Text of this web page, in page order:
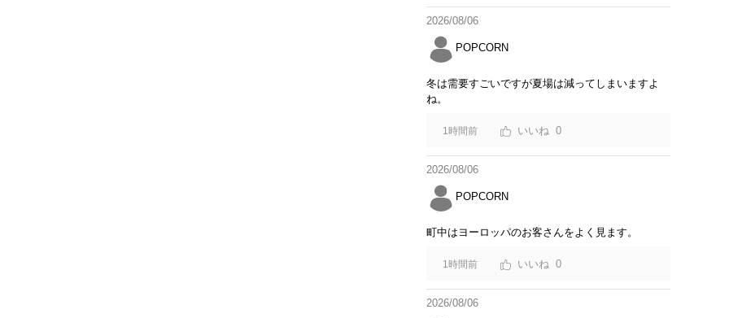
2026/08/06
POPCORN
冬は需要すごいですが夏場は減ってしまいますよ
ね。
1時間前 0
2026/08/06
POPCORN
町中はヨーロッパのお客さんをよく見ます。
1時間前 0
2026/08/06